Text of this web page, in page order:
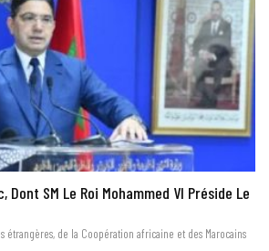
Dont SM Le Roi Mohammed VI Préside Le
étrangères, de la Coopération africaine et des Marocains